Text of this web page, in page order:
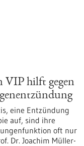
hilft gegen
eine Entzündung
auf, sind ihre
oft nur
Dr. Joachim Müller-